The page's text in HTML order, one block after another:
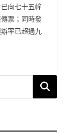
向七十五幢
票；同時發
率已超過九